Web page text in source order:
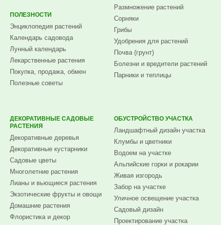
ПОЛЕЗНОСТИ
Энциклопедия растений
Календарь садовода
Лунный календарь
Лекарственные растения
Покупка, продажа, обмен
Полезные советы
Размножение растений
Сорняки
Грибы
Удобрения для растений
Почва (грунт)
Болезни и вредители растений
Парники и теплицы
ДЕКОРАТИВНЫЕ САДОВЫЕ
РАСТЕНИЯ
Декоративные деревья
Декоративные кустарники
Садовые цветы
Многолетние растения
Лианы и вьющиеся растения
Экзотические фрукты и овощи
Домашние растения
Флористика и декор
ОБУСТРОЙСТВО УЧАСТКА
Ландшафтный дизайн участка
Клумбы и цветники
Водоем на участке
Альпийские горки и рокарии
Живая изгородь
Забор на участке
Уличное освещение участка
Садовый дизайн
Проектирование участка